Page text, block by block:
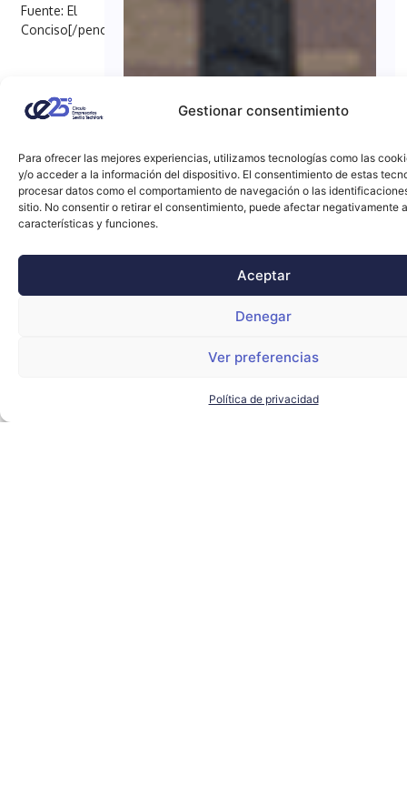
Gestionar consentimiento
Para ofrecer las mejores experiencias, utilizamos tecnologías como las
y/o acceder a la información del dispositivo. El consentimiento de estas
procesar datos como el comportamiento de navegación o las
sitio. No consentir o retirar el consentimiento, puede afectar negativamente
características y funciones.
Aceptar
Denegar
Ver preferencias
Política de privacidad
Fuente: El
Conciso[/penci_button]